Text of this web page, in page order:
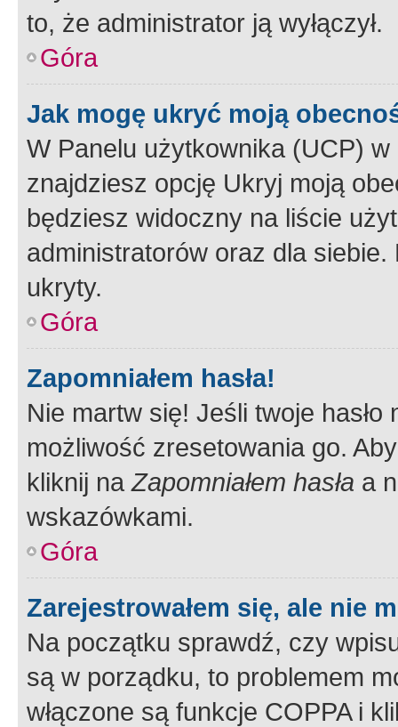
to, że administrator ją wyłączył.
Góra
Jak mogę ukryć moją
W Panelu użytkownika (UCP) w
znajdziesz opcję Ukryj moją
będziesz widoczny na liście
administratorów oraz dla
ukryty.
Góra
Zapomniałem hasła!
Nie martw się! Jeśli twoje
możliwość zresetowania go.
kliknij naZapomniałem hasła a
wskazówkami.
Góra
Zarejestrowałem się, ale nie
Na początku sprawdź, czy
są w porządku, to problemem
włączone są funkcje COPPA i